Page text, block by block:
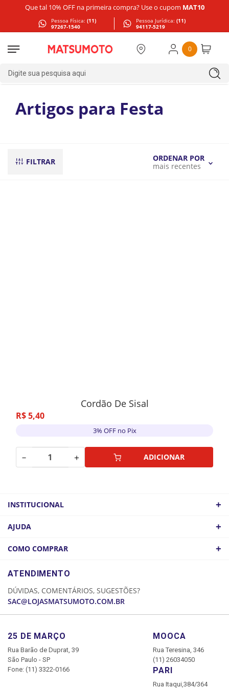
Que tal 10% OFF na primeira compra? Use o cupom MAT10
Pessoa Física: (11)
97267-1540
Pessoa Jurídica: (11)
94117-5219
0
Digite sua pesquisa aqui
Artigos para Festa
FILTRAR
ORDENAR POR
mais recentes
Cordão De Sisal
R$5,40
3% OFF no Pix
－ ＋ ADICIONAR
INSTITUCIONAL +
COMO CHEGAR
AJUDA +
COMO COMPRAR +
CADASTRE-SE
MINHA CONTA
MEUS PEDIDOS
ATENDIMENTO
DÚVIDAS, COMENTÁRIOS, SUGESTÕES?
SAC@LOJASMATSUMOTO.COM.BR
25 DE MARÇO
Rua Barão de Duprat, 39
São Paulo - SP
Fone: (11) 3322-0166
MOOCA
Rua Teresina, 346
(11) 26034050
PARI
Rua Itaqui,384/364